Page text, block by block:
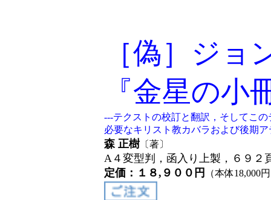
［偽］ジョ
『金星の小
---テクストの校訂と翻訳，そしてこ
必要なキリスト教カバラおよび後期
森 正樹〔著〕
A４変型判，函入り上製，６９２
定価：１８,９００円
（本体18,000